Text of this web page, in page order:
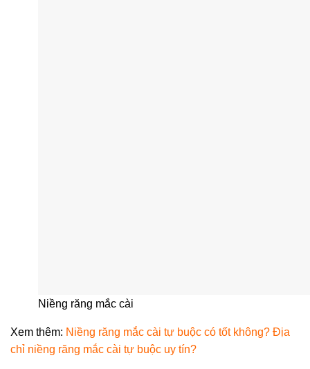
Niềng răng mắc cài
Xem thêm: Niềng răng mắc cài tự buộc có tốt không? Địa
chỉ niềng răng mắc cài tự buộc uy tín?